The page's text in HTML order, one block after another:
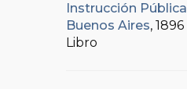
Instrucción Pública
Buenos Aires, 1896
Libro